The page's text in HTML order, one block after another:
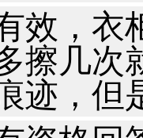
效，衣
擦几次
迹，但